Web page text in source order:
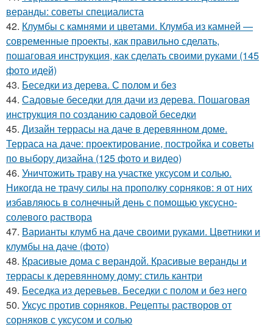
веранды: советы специалиста
42. Клумбы с камнями и цветами. Клумба из камней —
современные проекты, как правильно сделать,
пошаговая инструкция, как сделать своими руками (145
фото идей)
43. Беседки из дерева. С полом и без
44. Садовые беседки для дачи из дерева. Пошаговая
инструкция по созданию садовой беседки
45. Дизайн террасы на даче в деревянном доме.
Терраса на даче: проектирование, постройка и советы
по выбору дизайна (125 фото и видео)
46. Уничтожить траву на участке уксусом и солью.
Никогда не трачу силы на прополку сорняков: я от них
избавляюсь в солнечный день с помощью уксусно-
солевого раствора
47. Варианты клумб на даче своими руками. Цветники и
клумбы на даче (фото)
48. Красивые дома с верандой. Красивые веранды и
террасы к деревянному дому: стиль кантри
49. Беседка из деревьев. Беседки с полом и без него
50. Уксус против сорняков. Рецепты растворов от
сорняков с уксусом и солью